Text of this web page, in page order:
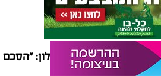
מפגינים מול קצא"א אשקלון: "הסכם
מפוקפק, מיותר והרסני"